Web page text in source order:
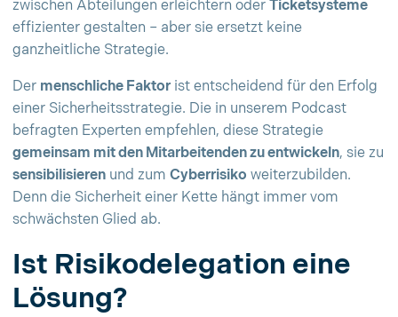
zwischen Abteilungen erleichtern oder Ticketsysteme
effizienter gestalten – aber sie ersetzt keine
ganzheitliche Strategie.
Der menschliche Faktor ist entscheidend für den Erfolg
einer Sicherheitsstrategie. Die in unserem Podcast
befragten Experten empfehlen, diese Strategie
gemeinsam mit den Mitarbeitenden zu entwickeln, sie zu
sensibilisieren und zum Cyberrisiko weiterzubilden.
Denn die Sicherheit einer Kette hängt immer vom
schwächsten Glied ab.
Ist Risikodelegation eine
Lösung?